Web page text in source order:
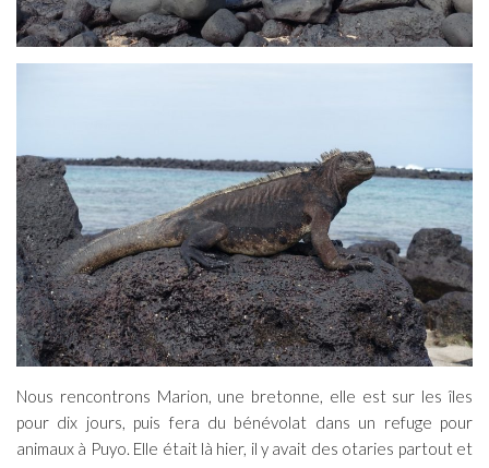
Nous rencontrons Marion, une bretonne, elle est sur les îles
pour dix jours, puis fera du bénévolat dans un refuge pour
animaux à Puyo. Elle était là hier, il y avait des otaries partout et